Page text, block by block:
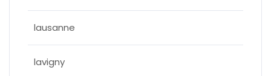
lausanne
lavigny